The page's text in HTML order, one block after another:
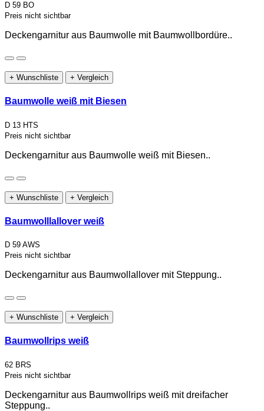
D 59 BO
Preis nicht sichtbar
Deckengarnitur aus Baumwolle mit Baumwollbordüre..
+ Wunschliste + Vergleich
Baumwolle weiß mit Biesen
D 13 HTS
Preis nicht sichtbar
Deckengarnitur aus Baumwolle weiß mit Biesen..
+ Wunschliste + Vergleich
Baumwolllallover weiß
D 59 AWS
Preis nicht sichtbar
Deckengarnitur aus Baumwollallover mit Steppung..
+ Wunschliste + Vergleich
Baumwollrips weiß
62 BRS
Preis nicht sichtbar
Deckengarnitur aus Baumwollrips weiß mit dreifacher
Steppung..